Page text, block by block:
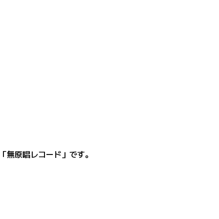
原唱レコード」です。